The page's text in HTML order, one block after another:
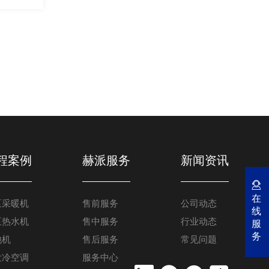
案例
暖机
水机
空调
赫派服务
售前服务
售中服务
售后服务
服务中心
新闻资讯
公司动态
行业动态
常见问题
在
线
服
务